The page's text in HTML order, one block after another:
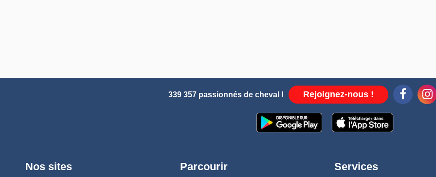
339 357 passionnés de cheval ! Rejoignez-nous !
Nos sites Parcourir Services